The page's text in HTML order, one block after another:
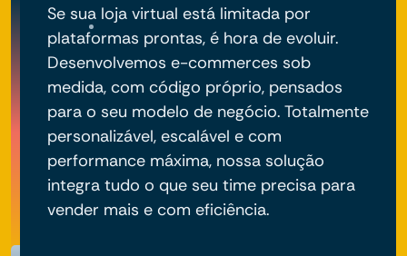
Se sua loja virtual está limitada por
plataformas prontas, é hora de evoluir.
Desenvolvemos e-commerces sob
medida, com código próprio, pensados
para o seu modelo de negócio. Totalmente
personalizável, escalável e com
performance máxima, nossa solução
integra tudo o que seu time precisa para
vender mais e com eficiência.